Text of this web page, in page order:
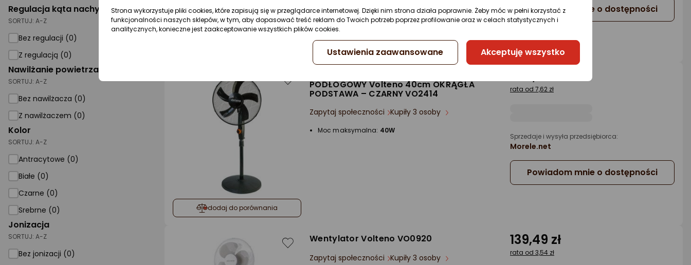
Regulacja kąta nachylenia
SORTUJ: A-Z
Bez regulacji (0)
Z regulacją (0)
Nawilżanie powietrza
SORTUJ: A-Z
Bez nawilżacza (0)
Z nawilżaczem (0)
Kolor
SORTUJ: A-Z
Antracytowe (0)
Białe (0)
Czarne (0)
Srebrne (0)
Jonizacja
SORTUJ: A-Z
Bez jonizacji (0)
Powiadom mnie o dostępności
dodaj do porównania
PODŁOGOWY Volteno 40cm OKRĄGŁA
PODSTAWA – CZARNY VO2414
Zapytaj społeczności Kupiły 3 osoby
Moc maksymalna: 40W
rata od 7,62 zł
Sprzedaje i wysyła przedsiębiorca:
Morele.net
Powiadom mnie o dostępności
Wentylator Volteno VO0920
Zapytaj społeczności Kupiły 3 osoby
139,49 zł
rata od 3,54 zł
Strona wykorzystuje pliki cookies, które zapisują się w przeglądarce internetowej. Dzięki nim strona działa poprawnie. Żeby móc w pełni korzystać z
funkcjonalności naszych sklepów, w tym, aby dopasować treść reklam do Twoich potrzeb poprzez profilowanie oraz w celach statystycznych i
analitycznych, konieczne jest zaakceptowanie wszystkich plików cookies.
Ustawienia zaawansowane Akceptuję wszystko